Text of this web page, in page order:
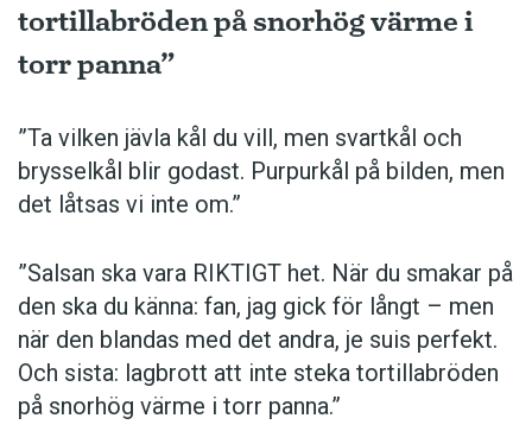
tortillabröden på snorhög värme i
torr panna”
”Ta vilken jävla kål du vill, men svartkål och
brysselkål blir ­godast. ­Purpurkål på bilden, men
det låtsas vi inte om.”
”Salsan ska vara ­RIKTIGT het. När du smakar på
den ska du känna: fan, jag gick för långt – men
när den blandas med det andra, je suis perfekt.
Och sista: lagbrott att inte steka tortillabröden
på snorhög värme i torr panna.”